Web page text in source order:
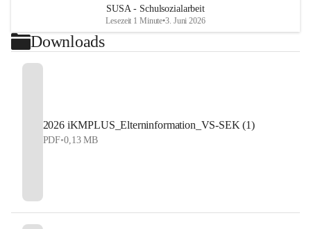
SUSA - Schulsozialarbeit
Lesezeit 1 Minute•3. Juni 2026
Downloads
2026 iKMPLUS_Elterninformation_VS-SEK (1)
PDF•0,13 MB